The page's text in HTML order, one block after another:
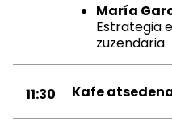
María
Estrategia
zuzendaria
11:30 Kafe